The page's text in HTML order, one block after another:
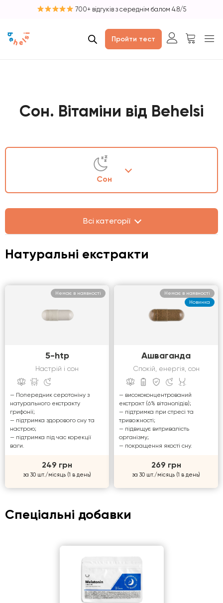
700+ відгуків з середнім балом 4.8/5
Пройти тест
Сон. Вітаміни від Behelsi
Сон
Всі категорії
Всі категорії
Натуральні екстракти
Натуральні екстракти
Немає в наявності
5-htp
Настрій і сон
— Попередник серотоніну з
натурального екстракту
грифонії;
— підтримка здорового сну та
настрою;
— підтримка під час корекції
ваги.
249 грн
за 30 шт./місяць (1 в день)
Немає в наявності
Новинка
Ашваганда
Спокій, енергія, сон
— висококонцентрований
екстракт (6% вітанолідів);
— підтримка при стресі та
тривожності;
— підвищує витривалість
організму;
— покращення якості сну.
269 грн
за 30 шт./місяць (1 в день)
Спеціальні добавки